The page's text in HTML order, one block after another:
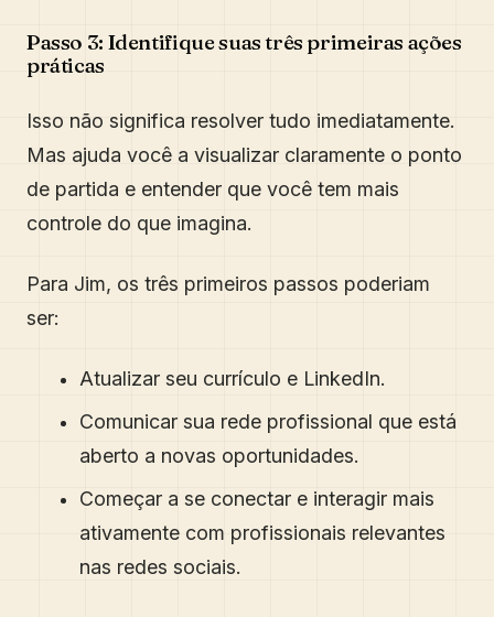
Passo 3: Identifique suas três primeiras ações
práticas
Isso não significa resolver tudo imediatamente.
Mas ajuda você a visualizar claramente o ponto
de partida e entender que você tem mais
controle do que imagina.
Para Jim, os três primeiros passos poderiam
ser:
Atualizar seu currículo e LinkedIn.
Comunicar sua rede profissional que está
aberto a novas oportunidades.
Começar a se conectar e interagir mais
ativamente com profissionais relevantes
nas redes sociais.